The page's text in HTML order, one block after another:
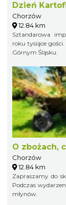
Dzień
Chorzów
12.84 km
Sztandarowa
roku tysiące
Górnym Śląsku.
O zbożach,
Chorzów
12.84 km
Zapraszamy do
Podczas
młynów.